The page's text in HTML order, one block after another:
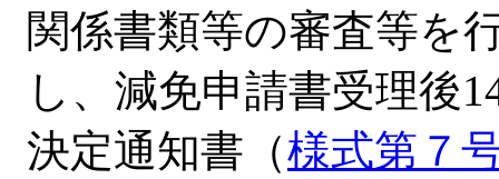
関係書類等の審査等を
し、減免申請書受理後
決定通知書（様式第７